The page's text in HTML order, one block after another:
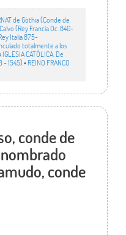
de Gòthia (Conde de
(Rey Francia Oc. 840-
Italia 875-
totalmente a los
CATÓLICA. De
- 1545)• REINO FRANCO
conde de
conde